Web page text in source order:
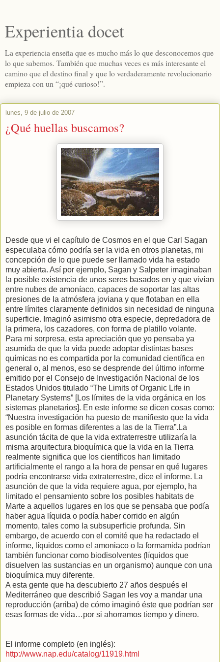
Experientia docet
La experiencia enseña que es mucho más lo que desconocemos que
lo que sabemos. También que muchas veces es más interesante el
camino que el destino final y que lo verdaderamente revolucionario
empieza con un “¡qué curioso!”.
lunes, 9 de julio de 2007
¿Qué huellas buscamos?
Desde que vi el capítulo de Cosmos en el que Carl Sagan
especulaba cómo podría ser la vida en otros planetas, mi
concepción de lo que puede ser llamado vida ha estado
muy abierta. Así por ejemplo, Sagan y Salpeter imaginaban
la posible existencia de unos seres basados en y que vivían
entre nubes de amoníaco, capaces de soportar las altas
presiones de la atmósfera joviana y que flotaban en ella
entre límites claramente definidos sin necesidad de ninguna
superficie. Imaginó asimismo otra especie, depredadora de
la primera, los cazadores, con forma de platillo volante.
Para mi sorpresa, esta apreciación que yo pensaba ya
asumida de que la vida puede adoptar distintas bases
químicas no es compartida por la comunidad científica en
general o, al menos, eso se desprende del último informe
emitido por el Consejo de Investigación Nacional de los
Estados Unidos titulado “The Limits of Organic Life in
Planetary Systems” [Los límites de la vida orgánica en los
sistemas planetarios]. En este informe se dicen cosas como:
“Nuestra investigación ha puesto de manifiesto que la vida
es posible en formas diferentes a las de la Tierra”.La
asunción tácita de que la vida extraterrestre utilizaría la
misma arquitectura bioquímica que la vida en la Tierra
realmente significa que los científicos han limitado
artificialmente el rango a la hora de pensar en qué lugares
podría encontrarse vida extraterrestre, dice el informe. La
asunción de que la vida requiere agua, por ejemplo, ha
limitado el pensamiento sobre los posibles habitats de
Marte a aquellos lugares en los que se pensaba que podía
haber agua líquida o podía haber corrido en algún
momento, tales como la subsuperficie profunda. Sin
embargo, de acuerdo con el comité que ha redactado el
informe, líquidos como el amoniaco o la formamida podrían
también funcionar como biodisolventes (líquidos que
disuelven las sustancias en un organismo) aunque con una
bioquímica muy diferente.
A esta gente que ha descubierto 27 años después el
Mediterráneo que describió Sagan les voy a mandar una
reproducción (arriba) de cómo imaginó éste que podrían ser
esas formas de vida…por si ahorramos tiempo y dinero.
El informe completo (en inglés):
http://www.nap.edu/catalog/11919.html